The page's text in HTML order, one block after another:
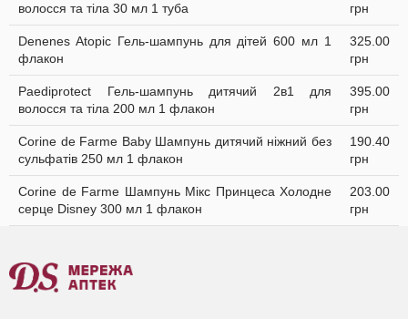
волосся та тіла 30 мл 1 туба
грн
Denenes Atopic Гель-шампунь для дітей 600 мл 1
флакон
325.00
грн
Paediprotect Гель-шампунь дитячий 2в1 для
волосся та тіла 200 мл 1 флакон
395.00
грн
Corine de Farme Baby Шампунь дитячий ніжний без
сульфатів 250 мл 1 флакон
190.40
грн
Corine de Farme Шампунь Мікс Принцеса Холодне
серце Disney 300 мл 1 флакон
203.00
грн